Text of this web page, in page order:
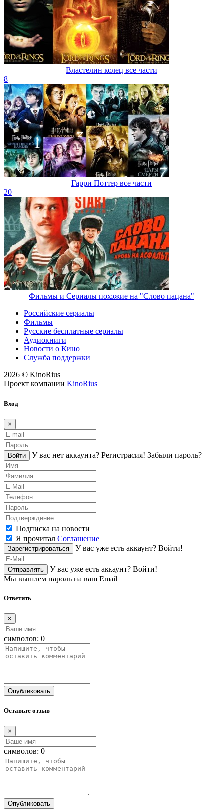
Властелин колец все части
8
Гарри Поттер все части
20
Фильмы и Сериалы похожие на "Слово пацана"
Российские сериалы
Фильмы
Русские бесплатные сериалы
Аудиокниги
Новости о Кино
Служба поддержки
2026 © KinoRius
Проект компании KinoRius
Вход
×
Войти У вас нет аккаунта? Регистраcия! Забыли пароль?
Подписка на новости
Я прочитал Соглашение
Зарегистрироваться У вас уже есть аккаунт? Войти!
Отправлять У вас уже есть аккаунт? Войти!
Мы вышлем пароль на ваш Email
Ответить
×
символов: 0
Опубликовать
Оставьте отзыв
×
символов: 0
Опубликовать